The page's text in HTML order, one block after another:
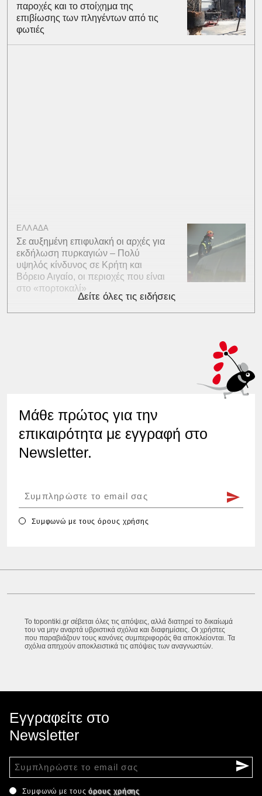
παροχές και το στοίχημα της
επιβίωσης των πληγέντων από τις
φωτιές
ΕΛΛΑΔΑ
Σε αυξημένη επιφυλακή οι αρχές για
εκδήλωση πυρκαγιών – Πολύ
υψηλός κίνδυνος σε Κρήτη και
Βόρειο Αιγαίο, οι περιοχές που είναι
στο «πορτοκαλί»
Δείτε όλες τις ειδήσεις
Μάθε πρώτος για την
επικαιρότητα με εγγραφή στο
Newsletter.
Συμφωνώ με τουςόρους χρήσης
Το topontiki.gr σέβεται όλες τις απόψεις, αλλά διατηρεί το δικαίωμά
του να μην αναρτά υβριστικά σχόλια και διαφημίσεις. Οι χρήστες
που παραβιάζουν τους κανόνες συμπεριφοράς θα αποκλείονται. Τα
σχόλια απηχούν αποκλειστικά τις απόψεις των αναγνωστών.
Εγγραφείτε στο
Newsletter
Συμφωνώ με τουςόρους χρήσης